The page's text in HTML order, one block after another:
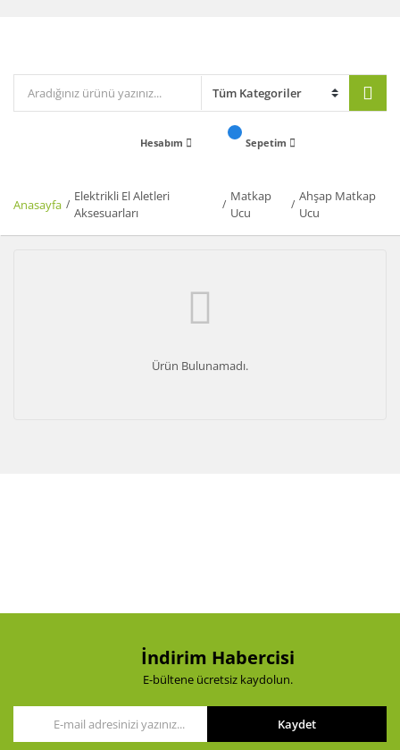
Hesabım Sepetim
Anasayfa
Elektrikli El Aletleri
Aksesuarları
Matkap
Ucu
Ahşap Matkap
Ucu
Ürün Bulunamadı.
İndirim Habercisi
E-bültene ücretsiz kaydolun.
Kaydet